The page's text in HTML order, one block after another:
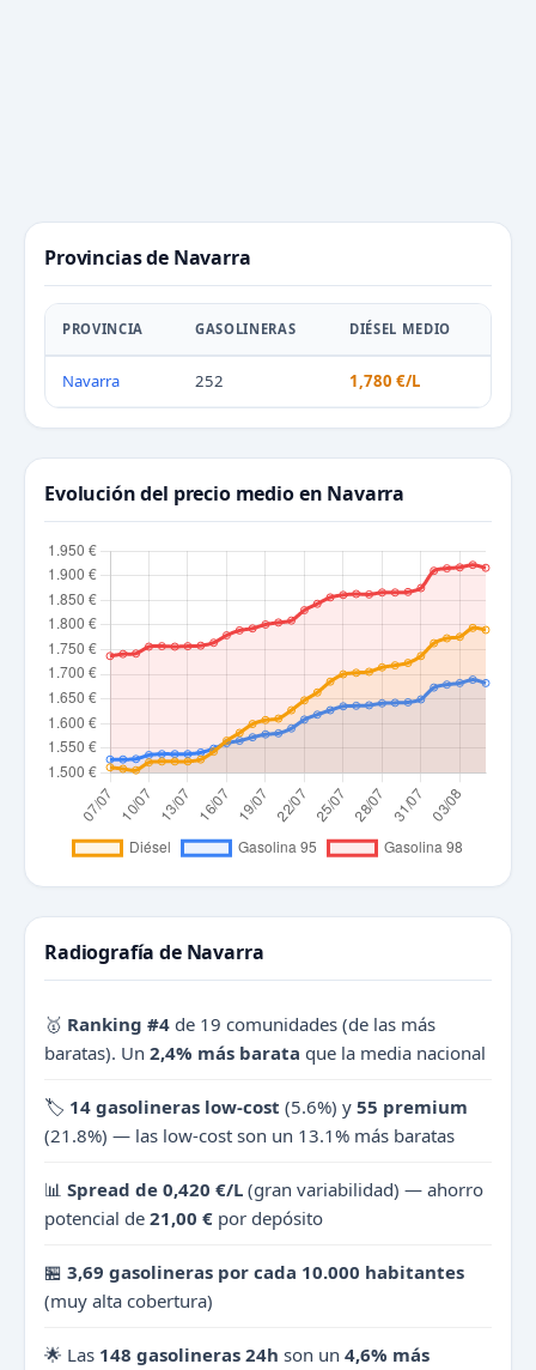
Provincias de Navarra
PROVINCIA GASOLINERAS DIÉSEL MEDIO
Navarra 252 1,780 €/L
Evolución del precio medio en Navarra
Radiografía de Navarra
🥇 Ranking #4 de 19 comunidades (de las más
baratas). Un 2,4% más barata que la media nacional
🏷️ 14 gasolineras low-cost (5.6%) y 55 premium
(21.8%) — las low-cost son un 13.1% más baratas
📊 Spread de 0,420 €/L (gran variabilidad) — ahorro
potencial de 21,00 € por depósito
🏪 3,69 gasolineras por cada 10.000 habitantes
(muy alta cobertura)
🌟 Las 148 gasolineras 24h son un 4,6% más